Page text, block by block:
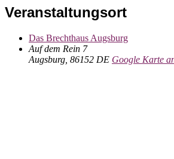
Veranstaltungsort
Das Brechthaus Augsburg
Auf dem Rein 7
Augsburg 86152 DE Google Karte